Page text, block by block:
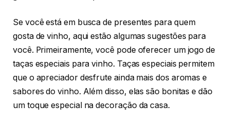
Se você está em busca de presentes para quem
gosta de vinho, aqui estão algumas sugestões para
você. Primeiramente, você pode oferecer um jogo de
taças especiais para vinho. Taças especiais permitem
que o apreciador desfrute ainda mais dos aromas e
sabores do vinho. Além disso, elas são bonitas e dão
um toque especial na decoração da casa.